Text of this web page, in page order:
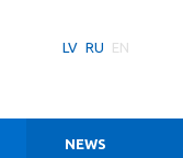
LV RU EN
NEWS